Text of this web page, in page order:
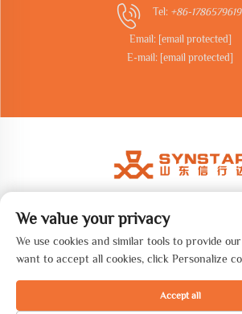
Tel: +86-
Email: [email protected]
E-mail: [email protected]
Copyright © 2026 Shandong synstar Intelligent
We value your privacy
We use cookies and similar tools to provide
want to accept all cookies, click Personalize
Accept all